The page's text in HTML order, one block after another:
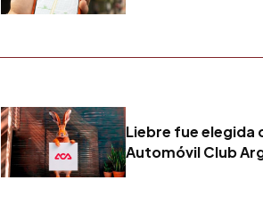
Liebre fue elegida
Automóvil Club